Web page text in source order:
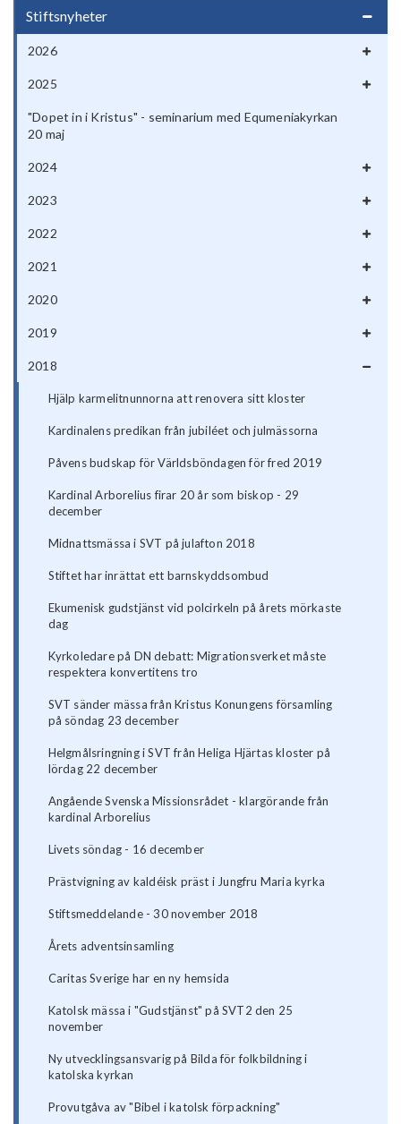
Stiftsnyheter
2026
2025
"Dopet in i Kristus" - seminarium med Equmeniakyrkan
20 maj
2024
2023
2022
2021
2020
2019
2018
Hjälp karmelitnunnorna att renovera sitt kloster
Kardinalens predikan från jubiléet och julmässorna
Påvens budskap för Världsböndagen för fred 2019
Kardinal Arborelius firar 20 år som biskop - 29
december
Midnattsmässa i SVT på julafton 2018
Stiftet har inrättat ett barnskyddsombud
Ekumenisk gudstjänst vid polcirkeln på årets mörkaste
dag
Kyrkoledare på DN debatt: Migrationsverket måste
respektera konvertitens tro
SVT sänder mässa från Kristus Konungens församling
på söndag 23 december
Helgmålsringning i SVT från Heliga Hjärtas kloster på
lördag 22 december
Angående Svenska Missionsrådet - klargörande från
kardinal Arborelius
Livets söndag - 16 december
Prästvigning av kaldéisk präst i Jungfru Maria kyrka
Stiftsmeddelande - 30 november 2018
Årets adventsinsamling
Caritas Sverige har en ny hemsida
Katolsk mässa i "Gudstjänst" på SVT2 den 25
november
Ny utvecklingsansvarig på Bilda för folkbildning i
katolska kyrkan
Provutgåva av "Bibel i katolsk förpackning"